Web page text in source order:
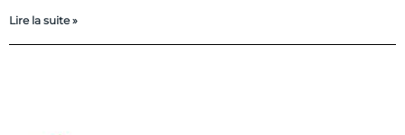
Lire la suite »